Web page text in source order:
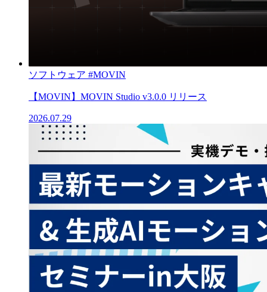
ソフトウェア #MOVIN
【MOVIN】MOVIN Studio v3.0.0 リリース
2026.07.29